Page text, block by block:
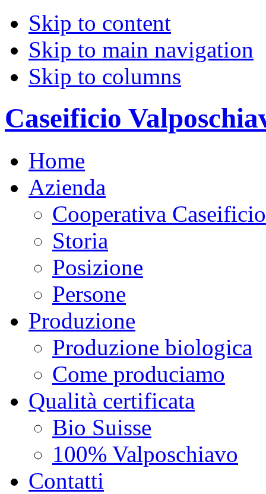
Skip to content
Skip to main navigation
Skip to columns
Caseificio
Home
Azienda
Cooperativa
Storia
Posizione
Persone
Produzione
Produzione biologica
Come produciamo
Qualità certificata
Bio Suisse
100% Valposchiavo
Contatti